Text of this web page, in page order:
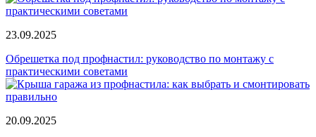
23.09.2025
Обрешетка под профнастил: руководство по монтажу с
практическими советами
20.09.2025